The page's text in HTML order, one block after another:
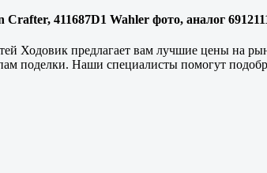
411687D1 Wahler фото, аналог
Ходовик предлагает вам лучшие цены на
поделки. Наши специалисты помогут